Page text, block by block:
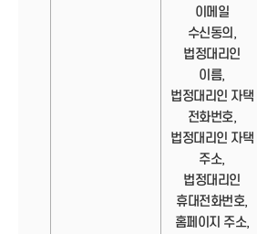
이메일
수신동의,
법정대리인
이름,
법정대리인 자택
전화번호,
법정대리인 자택
주소,
법정대리인
휴대전화번호,
홈페이지 주소,